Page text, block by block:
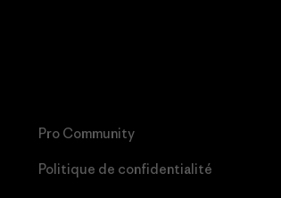
Pro Community
Politique de confidentialité